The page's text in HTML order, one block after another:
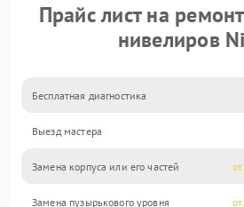
Прайс лист на
нивелиров
Бесплатная диагностика
Выезд мастера
Замена корпуса или его частей
Замена пузырькового уровня